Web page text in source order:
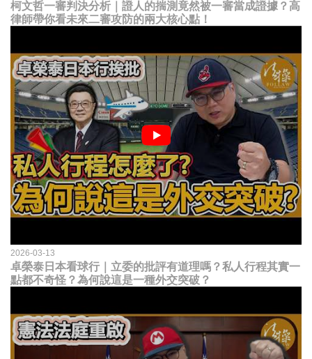
柯文哲一審判決分析｜證人的揣測竟然被一審當成證據？高
律師帶你看未來二審攻防的兩大核心點！
2026-03-13
卓榮泰日本看球行｜立委的批評有道理嗎？私人行程其實一
點都不奇怪？為何說這是一種外交突破？